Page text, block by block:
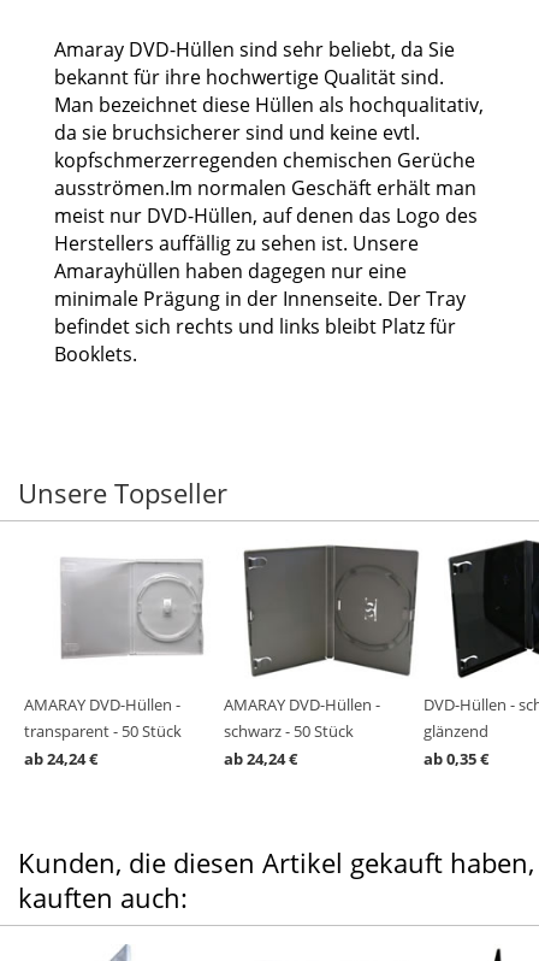
Amaray DVD-Hüllen sind sehr beliebt, da Sie
bekannt für ihre hochwertige Qualität sind.
Man bezeichnet diese Hüllen als hochqualitativ,
da sie bruchsicherer sind und keine evtl.
kopfschmerzerregenden chemischen Gerüche
ausströmen.Im normalen Geschäft erhält man
meist nur DVD-Hüllen, auf denen das Logo des
Herstellers auffällig zu sehen ist. Unsere
Amarayhüllen haben dagegen nur eine
minimale Prägung in der Innenseite. Der Tray
befindet sich rechts und links bleibt Platz für
Booklets.
Unsere Topseller
AMARAY DVD-Hüllen -
transparent - 50 Stück
ab 24,24 €
AMARAY DVD-Hüllen -
schwarz - 50 Stück
ab 24,24 €
DVD-Hüllen -
glänzend
ab 0,35 €
Kunden, die diesen Artikel gekauft haben,
kauften auch: